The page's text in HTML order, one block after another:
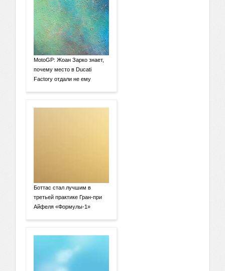
MotoGP: Жоан Зарко знает,
почему место в Ducati
Factory отдали не ему
Боттас стал лучшим в
третьей практике Гран-при
Айфеля «Формулы-1»